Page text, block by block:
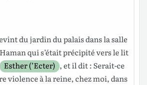
dujardindupalaisdans lasalle
Hamanqui s’étaitprécipitévers lelit
Esther (’Ecter) , etildit: Serait-ce
violenceà lareine, chez moi, dans